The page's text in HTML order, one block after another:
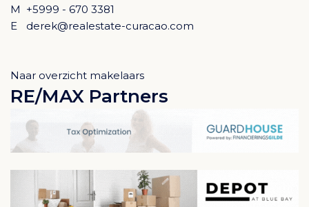
M +5999 - 670 3381
E
derek@realestate-curacao.com
Naar overzicht makelaars
RE/MAX Partners